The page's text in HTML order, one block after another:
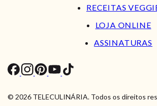
RECEITAS
LOJA ONLINE
ASSINATURAS
© 2026 TELECULINÁRIA. Todos os direitos